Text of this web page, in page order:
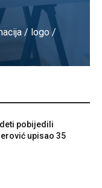
/ logo /
pobijedili
upisao 35